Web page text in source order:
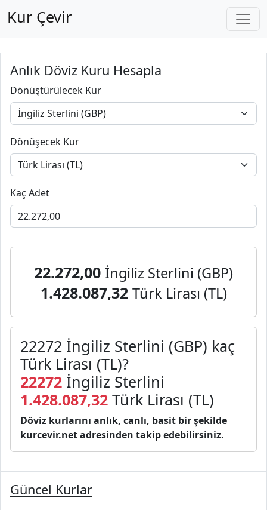
Kur Çevir
Anlık Döviz Kuru Hesapla
Dönüştürülecek Kur
Dönüşecek Kur
Kaç Adet
22.272,00 İngiliz Sterlini (GBP)
1.428.087,32 Türk Lirası (TL)
22272 İngiliz Sterlini (GBP) kaç
Türk Lirası (TL)?
22272 İngiliz Sterlini
1.428.087,32 Türk Lirası (TL)
Döviz kurlarını anlık, canlı, basit bir şekilde
kurcevir.net adresinden takip edebilirsiniz.
Güncel Kurlar